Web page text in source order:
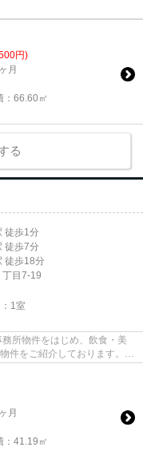
円)
月
：66.60㎡
る
徒歩1分
徒歩7分
徒歩18分
丁目7-19
1室
所物件をはじめ、飲食・美
件をご紹介しております。
月
：41.19㎡